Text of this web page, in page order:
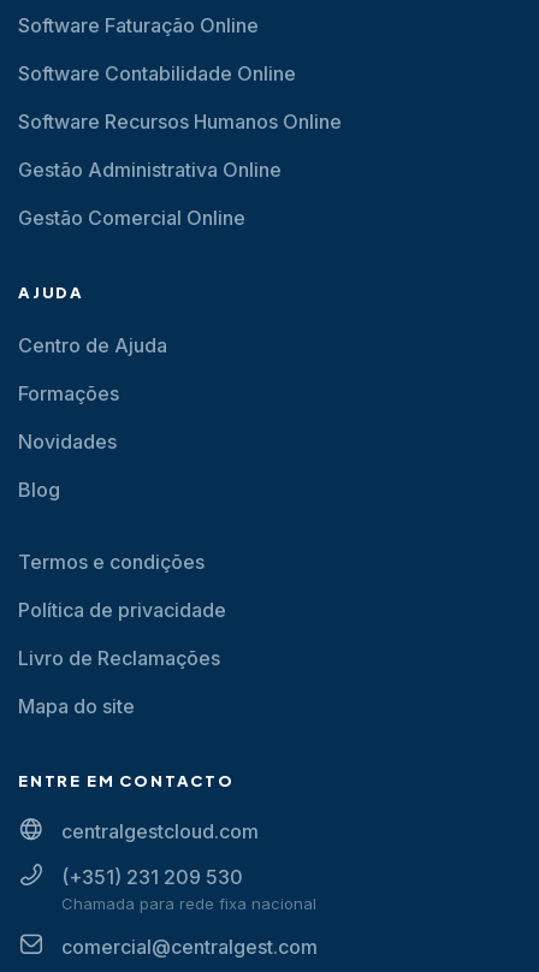
Software Faturação Online
Software Contabilidade Online
Software Recursos Humanos Online
Gestão Administrativa Online
Gestão Comercial Online
AJUDA
Centro de Ajuda
Formações
Novidades
Blog
Termos e condições
Política de privacidade
Livro de Reclamações
Mapa do site
ENTRE EM CONTACTO
centralgestcloud.com
(+351) 231 209 530
Chamada para rede fixa nacional
comercial@centralgest.com